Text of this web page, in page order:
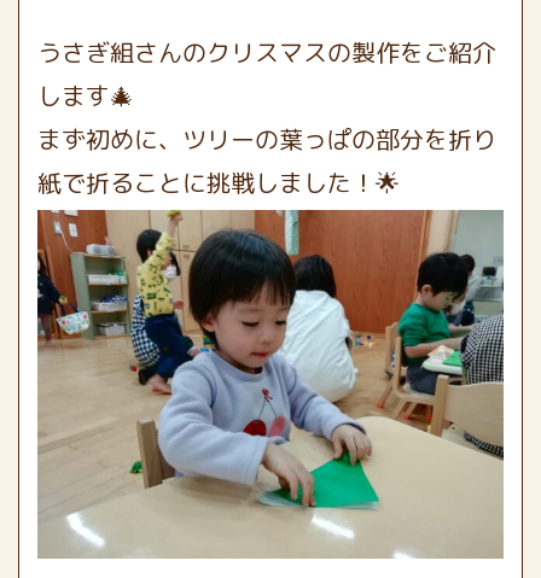
うさぎ組さんのクリスマスの製作をご紹介
します🎄
まず初めに、ツリーの葉っぱの部分を折り
紙で折ることに挑戦しました！🌟